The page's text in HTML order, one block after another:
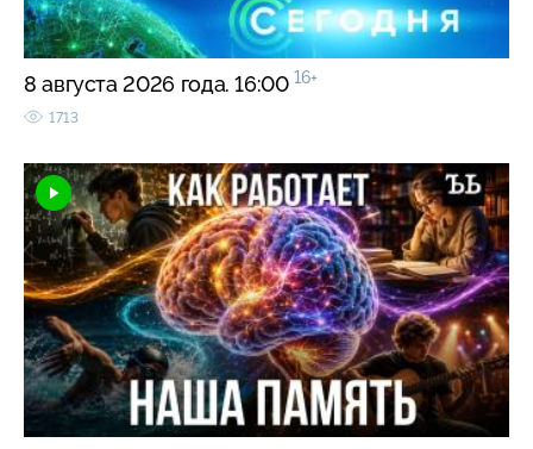
8 августа 2026 года. 16:00 16+
1713